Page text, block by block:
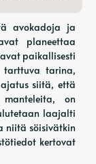
avokadoja ja
planeettaa
paikallisesti
tarina,
siitä, että
on
laajalti
niitä söisivätkin
kertovat